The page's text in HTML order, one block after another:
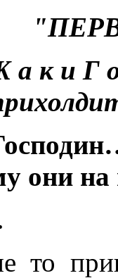
к и Г о
они на
то